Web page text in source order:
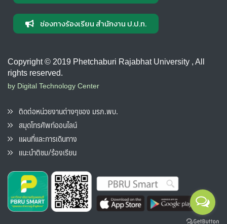
ช่องทางร้องเรียน สำนักงาน ป.ป.ท.
Copyright © 2019 Phetchaburi Rajabhat University , All
rights reserved.
by Digital Technology Center
ติดต่อหน่วยงานต่างๆของ มรภ.พบ.
สมุดโทรศัพท์ออนไลน์
แผนที่และการเดินทาง
แนะนำติชม/ร้องเรียน